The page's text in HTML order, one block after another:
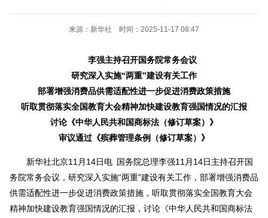
来源：新华社 时间：2025-11-17 08:47
李强主持召开国务院常务会议
研究深入实施“两重”建设有关工作
部署增强消费品供需适配性进一步促进消费政策措施
听取贯彻落实全国教育大会精神加快建设教育强国情况的汇报
讨论《中华人民共和国商标法（修订草案）》
审议通过《殡葬管理条例（修订草案）》
新华社北京11月14日电 国务院总理李强11月14日主持召开国
务院常务会议，研究深入实施“两重”建设有关工作，部署增强消费品
供需适配性进一步促进消费政策措施，听取贯彻落实全国教育大会
精神加快建设教育强国情况的汇报，讨论《中华人民共和国商标法